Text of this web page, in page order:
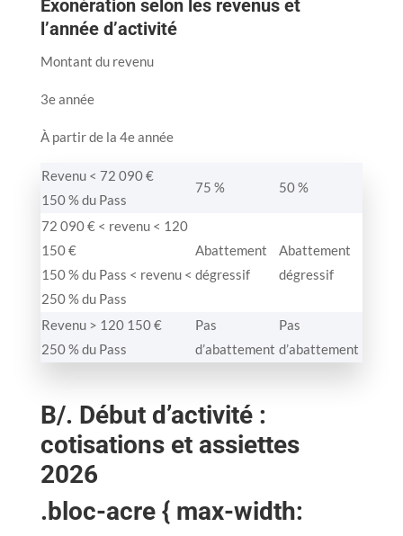
Exonération selon les revenus et
l’année d’activité
Montant du revenu
3e année
À partir de la 4e année
Revenu < 72 090 €
150 % du Pass
75 % 50 %
72 090 € < revenu < 120
150 €
150 % du Pass < revenu <
250 % du Pass
Abattement
dégressif
Abattement
dégressif
Revenu > 120 150 €
250 % du Pass
Pas
d’abattement
Pas
d’abattement
B/. Début d’activité :
cotisations et assiettes
2026
.bloc-acre { max-width: